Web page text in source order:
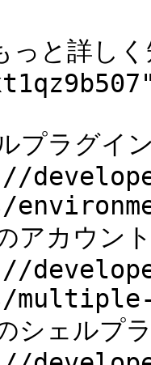
っと詳し
ラグイ
カウン
ェルプ